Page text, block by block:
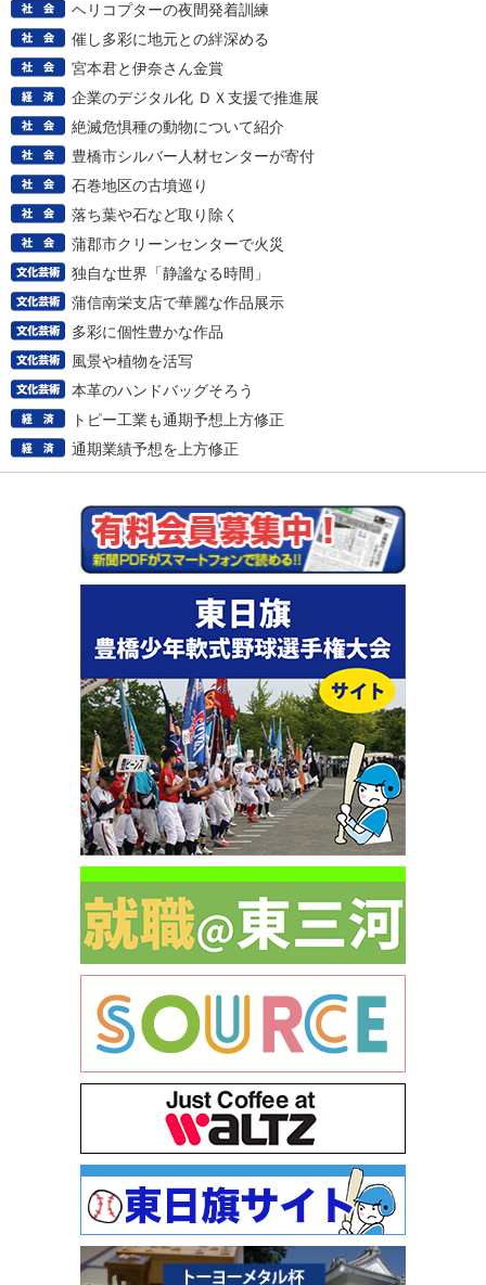
ヘリコプターの夜間発着訓練
催し多彩に地元との絆深める
宮本君と伊奈さん金賞
企業のデジタル化 ＤＸ支援で推進展
絶滅危惧種の動物について紹介
豊橋市シルバー人材センターが寄付
石巻地区の古墳巡り
落ち葉や石など取り除く
蒲郡市クリーンセンターで火災
独自な世界「静謐なる時間」
蒲信南栄支店で華麗な作品展示
多彩に個性豊かな作品
風景や植物を活写
本革のハンドバッグそろう
トピー工業も通期予想上方修正
通期業績予想を上方修正